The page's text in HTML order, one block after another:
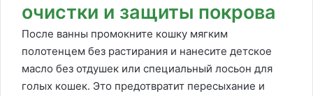
очистки и защиты покрова
После ванны промокните кошку мягким
полотенцем без растирания и нанесите детское
масло без отдушек или специальный лосьон для
голых кошек. Это предотвратит пересыхание и